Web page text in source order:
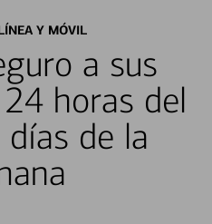
Y MÓVIL
a sus
horas del
de la